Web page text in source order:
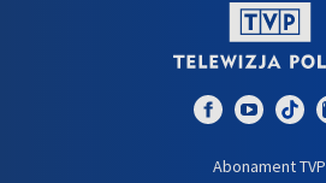
Abonament TVP